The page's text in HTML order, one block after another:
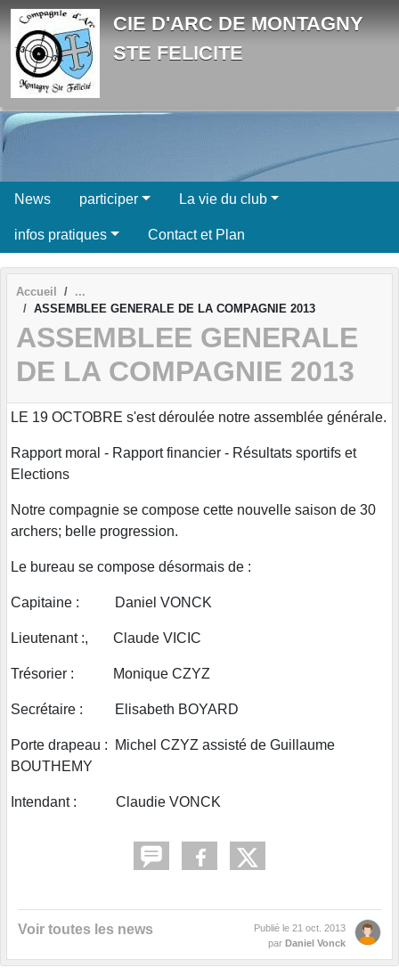
CIE D'ARC DE MONTAGNY
STE FELICITE
News participer La vie du club
infos pratiques Contact et Plan
Accueil
ASSEMBLEE GENERALE DE LA COMPAGNIE 2013
ASSEMBLEE GENERALE
DE LA COMPAGNIE 2013
LE 19 OCTOBRE s'est déroulée notre assemblée générale.
Rapport moral - Rapport financier - Résultats sportifs et
Elections
Notre compagnie se compose cette nouvelle saison de 30
archers; belle progression.
Le bureau se compose désormais de :
Capitaine : Daniel VONCK
Lieutenant :, Claude VICIC
Trésorier : Monique CZYZ
Secrétaire : Elisabeth BOYARD
Porte drapeau : Michel CZYZ assisté de Guillaume
BOUTHEMY
Intendant : Claudie VONCK
Voir toutes les news Publié le 21 oct. 2013
par Daniel Vonck
Panneau de gestion des cookies